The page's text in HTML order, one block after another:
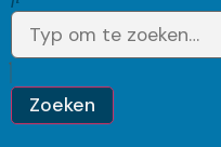
Zoeken